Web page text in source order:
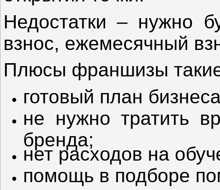
Недостатки – нужно
взнос, ежемесячный
Плюсы франшизы
готовый план
не нужно тратить
бренда;
нет расходов на
помощь в подборе